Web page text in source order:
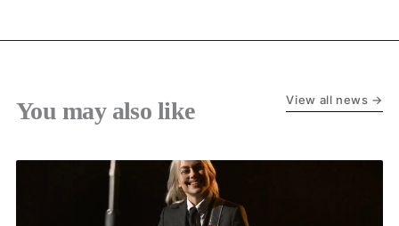
You may also like View all news →